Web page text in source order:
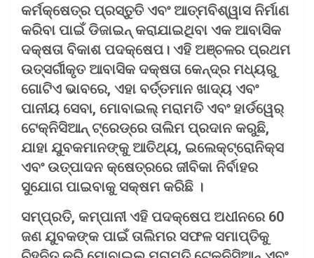
କର୍ମକ୍ଷେତ୍ର ପ୍ରସ୍ତୁତି ଏବଂ ଆତ୍ମବିଶ୍ୱାସ ନିର୍ମାଣ
କରିବା ପାଇଁ ଡିଜାଇନ୍ କରାଯାଇଥିବା ଏକ ଆବାସିକ
ଦକ୍ଷତା ବିକାଶ ପଦକ୍ଷେପ। ଏହି ଅଞ୍ଚଳର ପ୍ରଥମ
ଉତ୍ସର୍ଗୀକୃତ ଆବାସିକ ଦକ୍ଷତା କେନ୍ଦ୍ର ମଧ୍ୟରୁ
ଗୋଟିଏ ଭାବରେ, ଏହା ବର୍ତ୍ତମାନ ଖାଦ୍ୟ ଏବଂ
ପାନୀୟ ସେବା, ମୋବାଇଲ୍ ମରାମତି ଏବଂ ହାର୍ଡୱେର୍
ଟେକ୍ନିସିଆନ୍ ଟ୍ରେଡ୍‌ରେ ତାଲିମ ପ୍ରଦାନ କରୁଛି,
ଯାହା ଯୁବକମାନଙ୍କୁ ଆତିଥ୍ୟ, ଇଲେକ୍ଟ୍ରୋନିକ୍ସ
ଏବଂ ଉତ୍ପାଦନ କ୍ଷେତ୍ରରେ ଜୀବିକା ନିର୍ବାହର
ସୁଯୋଗ ପାଇବାକୁ ସକ୍ଷମ କରିଛି ।
ସମ୍ପ୍ରତି, କମ୍ପାନୀ ଏହି ପଦକ୍ଷେପ ଅଧୀନରେ 60
ଜଣ ଯୁବକଙ୍କ ପାଇଁ ତାଲିମର ସଫଳ ସମାପ୍ତିକୁ